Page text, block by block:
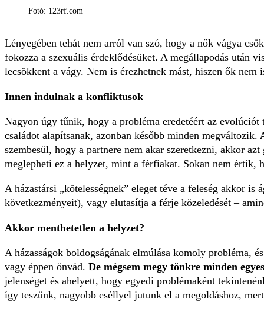
Fotó: 123rf.com
Lényegében tehát nem arról van szó, hogy a nők vágya
fokozza a szexuális érdeklődésüket. A megállapodás után
lecsökkent a vágy. Nem is érezhetnek mást, hiszen ők nem
Innen indulnak a konfliktusok
Nagyon úgy tűnik, hogy a probléma eredetéért az
családot alapítsanak, azonban később minden megváltozik.
szembesül, hogy a partnere nem akar szeretkezni, akkor
meglepheti ez a helyzet, mint a férfiakat. Sokan nem értik,
A házastársi „kötelességnek” eleget téve a feleség akkor
következményeit), vagy elutasítja a férje közeledését –
Akkor menthetetlen a helyzet?
A házasságok boldogságának elmúlása komoly probléma,
vagy éppen önvád. De mégsem megy tönkre minden
jelenséget és ahelyett, hogy egyedi problémaként
így teszünk, nagyobb eséllyel jutunk el a megoldáshoz,